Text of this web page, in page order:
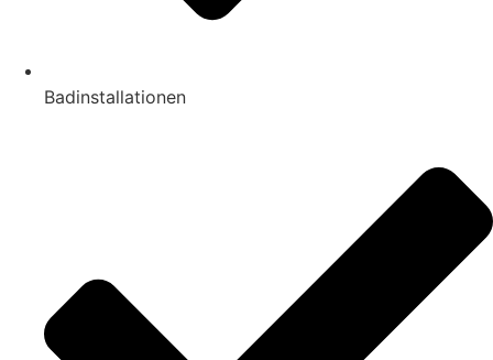
Badinstallationen